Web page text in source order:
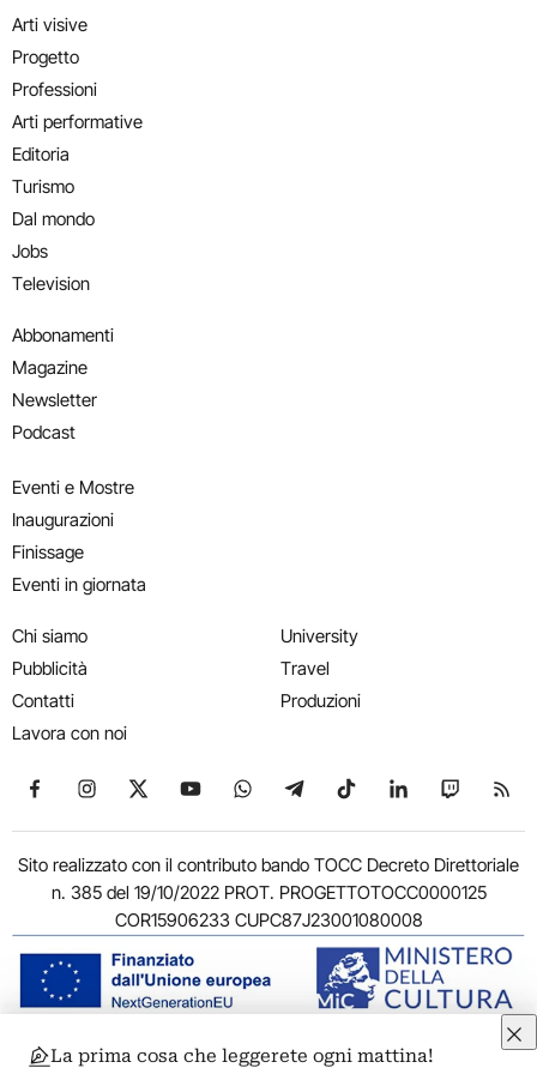
Arti visive
Progetto
Professioni
Arti performative
Editoria
Turismo
Dal mondo
Jobs
Television
Abbonamenti
Magazine
Newsletter
Podcast
Eventi e Mostre
Inaugurazioni
Finissage
Eventi in giornata
Chi siamo
Pubblicità
Contatti
Lavora con noi
University
Travel
Produzioni
Seguici su Facebook
Seguici su Instagram
Seguici su X
Seguici su YouTube
Seguici su WhatsApp
Seguici su Telegram
Seguici su TikTok
Seguici su
Seguici
Sito realizzato con il contributo bando TOCC Decreto Direttoriale
n. 385 del 19/10/2022 PROT. PROGETTOTOCC0000125
COR15906233 CUPC87J23001080008
© 2011-2026 ARTRIBUNE srl – Corso Vittorio Emanuele II, 287 –
La prima cosa che leggerete ogni mattina!